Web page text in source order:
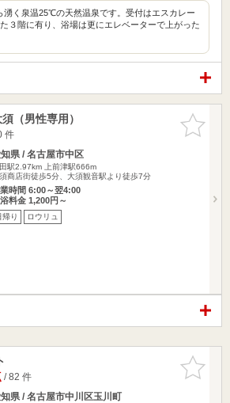
湧く泉温25℃の天然温泉です。受付はエスカレー
３階に有り、浴場は更にエレベーターで上がった
お気に入
りに追加
（男性専用）
件
県 / 名古屋市中区
駅2.97km
上前津駅666m
商店街徒歩5分、大須観音駅より徒歩7分
時間 6:00～翌4:00
料金 1,200円～
帰り ロウリュ
お気に入
りに追加
/ 82 件
県 / 名古屋市中川区玉川町